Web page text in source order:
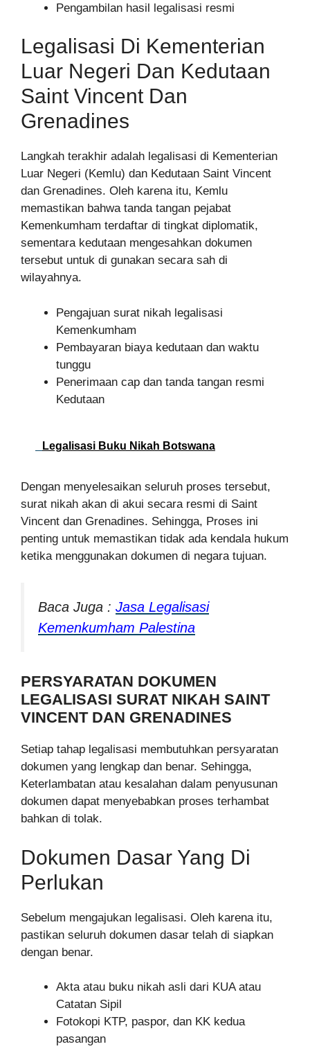
Pengambilan hasil legalisasi resmi
Legalisasi Di Kementerian
Luar Negeri Dan Kedutaan
Saint Vincent Dan
Grenadines
Langkah terakhir adalah legalisasi di Kementerian
Luar Negeri (Kemlu) dan Kedutaan Saint Vincent
dan Grenadines. Oleh karena itu, Kemlu
memastikan bahwa tanda tangan pejabat
Kemenkumham terdaftar di tingkat diplomatik,
sementara kedutaan mengesahkan dokumen
tersebut untuk di gunakan secara sah di
wilayahnya.
Pengajuan surat nikah legalisasi
Kemenkumham
Pembayaran biaya kedutaan dan waktu
tunggu
Penerimaan cap dan tanda tangan resmi
Kedutaan
Legalisasi Buku Nikah Botswana
Dengan menyelesaikan seluruh proses tersebut,
surat nikah akan di akui secara resmi di Saint
Vincent dan Grenadines. Sehingga, Proses ini
penting untuk memastikan tidak ada kendala hukum
ketika menggunakan dokumen di negara tujuan.
Baca Juga : Jasa Legalisasi
Kemenkumham Palestina
PERSYARATAN DOKUMEN
LEGALISASI SURAT NIKAH SAINT
VINCENT DAN GRENADINES
Setiap tahap legalisasi membutuhkan persyaratan
dokumen yang lengkap dan benar. Sehingga,
Keterlambatan atau kesalahan dalam penyusunan
dokumen dapat menyebabkan proses terhambat
bahkan di tolak.
Dokumen Dasar Yang Di
Perlukan
Sebelum mengajukan legalisasi. Oleh karena itu,
pastikan seluruh dokumen dasar telah di siapkan
dengan benar.
Akta atau buku nikah asli dari KUA atau
Catatan Sipil
Fotokopi KTP, paspor, dan KK kedua
pasangan